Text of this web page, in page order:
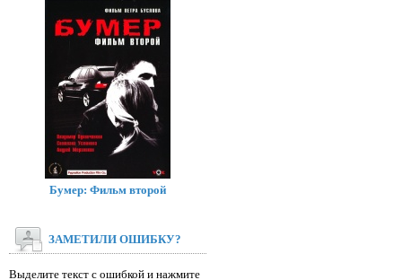
Бумер: Фильм второй
ЗАМЕТИЛИ ОШИБКУ?
Выделите текст с ошибкой и нажмите